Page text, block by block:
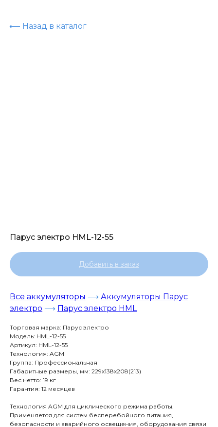
⟵ Назад в каталог
Парус электро HML-12-55
Добавить в заказ
Все аккумуляторы ⟶ Аккумуляторы Парус
электро ⟶ Парус электро HML
Торговая марка: Парус электро
Модель: HML-12-55
Артикул: HML-12-55
Технология: AGM
Группа: Профессиональная
Габаритные размеры, мм: 229x138x208(213)
Вес нетто: 19 кг
Гарантия: 12 месяцев
Технология AGM для циклического режима работы.
Применяется для систем бесперебойного питания,
безопасности и аварийного освещения, оборудования связи